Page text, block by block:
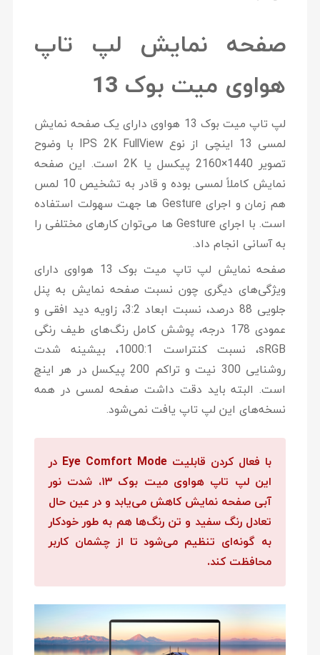
صفحه نمایش لپ تاپ
هواوی میت بوک 13
لپ تاپ میت بوک 13 هواوی دارای یک صفحه نمایش
لمسی 13 اینچی از نوع IPS 2K FullView با وضوح
تصویر 1440×2160 پیکسل یا 2K است. این صفحه
نمایش کاملاً لمسی بوده و قادر به تشخیص 10 لمس
هم زمان و اجرای Gesture ها جهت سهولت استفاده
است. با اجرای Gesture ها می‌توان کارهای مختلفی را
به آسانی انجام داد.
صفحه نمایش لپ تاپ میت بوک 13 هواوی دارای
ویژگی‌های دیگری چون نسبت صفحه نمایش به پنل
جلویی 88 درصد، نسبت ابعاد 3:2، زاویه دید افقی و
عمودی 178 درجه، پوشش کامل رنگ‌های طیف رنگی
sRGB، نسبت کنتراست 1000:1، بیشینه شدت
روشنایی 300 نیت و تراکم 200 پیکسل در هر اینچ
است. البته باید دقت داشت صفحه لمسی در همه
نسخه‌های این لپ تاپ یافت نمی‌شود.
با فعال کردن قابلیت Eye Comfort Mode در
این لپ تاپ هواوی میت بوک ۱۳، شدت نور
آبی صفحه نمایش کاهش می‌یابد و در عین حال
تعادل رنگ سفید و تن رنگ‌ها هم به طور خودکار
به گونه‌ای تنظیم می‌شود تا از چشمان کاربر
محافظت کند.